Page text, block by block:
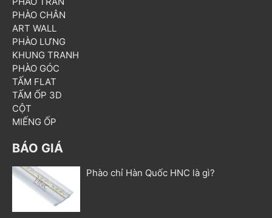
PHÀO CHÂN
ART WALL
PHÀO LƯNG
KHUNG TRANH
PHÀO GÓC
TẤM FLAT
TẤM ỐP 3D
CỘT
MIẾNG ỐP
BÁO GIÁ
Phào chỉ Hàn Quốc HNC là gì?